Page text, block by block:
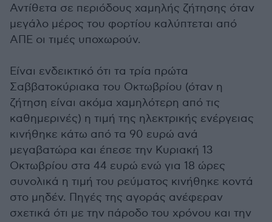
Αντίθετα σε περιόδους χαμηλής ζήτησης όταν
μεγάλο μέρος του φορτίου καλύπτεται από
ΑΠΕ οι τιμές υποχωρούν.
Είναι ενδεικτικό ότι τα τρία πρώτα
Σαββατοκύριακα του Οκτωβρίου (όταν η
ζήτηση είναι ακόμα χαμηλότερη από τις
καθημερινές) η τιμή της ηλεκτρικής ενέργειας
κινήθηκε κάτω από τα 90 ευρώ ανά
μεγαβατώρα και έπεσε την Κυριακή 13
Οκτωβρίου στα 44 ευρώ ενώ για 18 ώρες
συνολικά η τιμή του ρεύματος κινήθηκε κοντά
στο μηδέν. Πηγές της αγοράς ανέφεραν
σχετικά ότι με την πάροδο του χρόνου και την